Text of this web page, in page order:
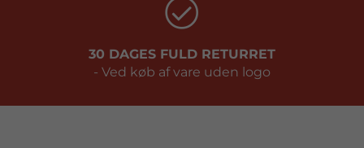
30 DAGES FULD RETURRET
- Ved køb af vare uden logo